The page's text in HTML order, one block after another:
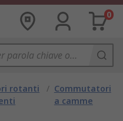
0
rotanti
/ Commutatori
a camme